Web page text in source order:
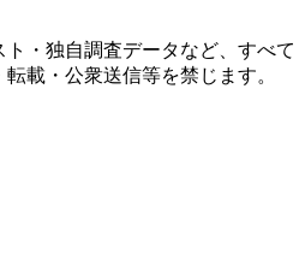
・独自調査データなど、すべて
載・公衆送信等を禁じます。